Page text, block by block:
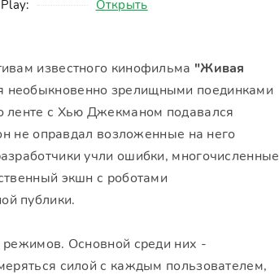
Открыть
известного кинофильма "Живая
необыкновенно зрелищными поединками
ленте с Хью Джекманом подавался
не оправдал возложенные на него
учли ошибки, многочисленные
экшн с роботами
публики.
режимов. Основной среди них -
силой с каждым пользователем,